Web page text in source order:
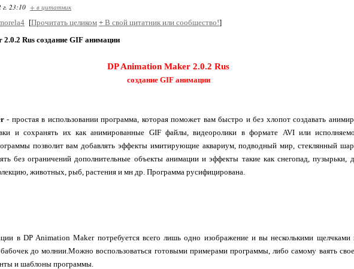
г. 23:10 + в цитатник
[Прочитать целиком + В свой цитатник или сообщество!]
Rus создание GIF анимации
DP Animation Maker 2.0.2 Rus
создание GIF анимации
- простая в использовании программа, которая поможет вам быстро и без хлопот создавать
и сохранять их как анимированные GIF файлы, видеоролики в формате AVI или
позволит вам добавлять эффекты имитирующие аквариум, подводный мир, стеклянный
без ограничений дополнительные объекты анимации и эффекты такие как снегопад, пузырьки,
животных, рыб, растения и мн др. Программа русифицирована.
в DP Animation Maker потребуется всего лишь одно изображение и вы несколькими
до молнии.Можно воспользоваться готовыми примерами программы, либо самому ваять
и шаблоны программы.